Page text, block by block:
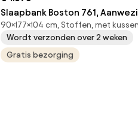
Slaapbank Boston 761,
90x177x104cm, 99 kg, Poten:
90×177×104 cm, Stoffen, met
Wordt verzonden over 2 weken
Gratis bezorging